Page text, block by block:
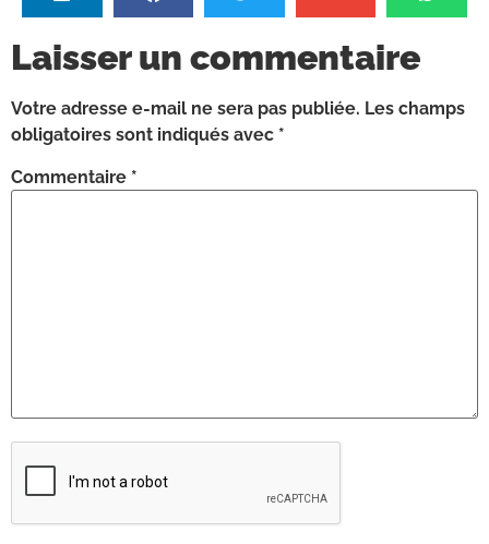
Laisser un commentaire
Votre adresse e-mail ne sera pas publiée. Les champs
obligatoires sont indiqués avec *
Commentaire *